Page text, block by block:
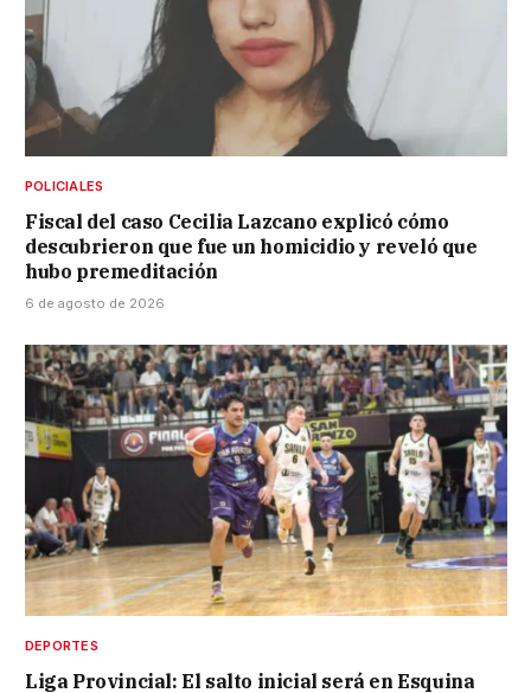
POLICIALES
Fiscal del caso Cecilia Lazcano explicó cómo
descubrieron que fue un homicidio y reveló que
hubo premeditación
6 de agosto de 2026
DEPORTES
Liga Provincial: El salto inicial será en Esquina